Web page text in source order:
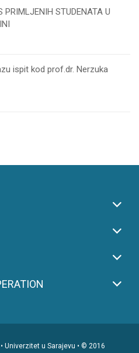
PRIMLJENIH STUDENATA U
ispit kod prof.dr. Nerzuka
Univerzitet u Sarajevu • © 2016